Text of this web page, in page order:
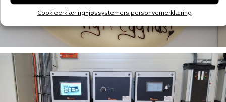
CookieerklæringFjøssystemers personvernerklæring